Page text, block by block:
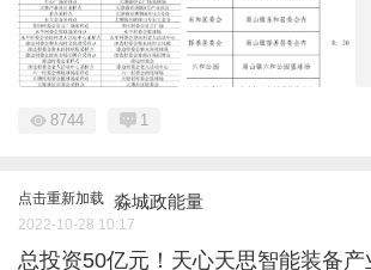
8744 1
点击重新加载 淼城政能量
2022-10-28 10:17
总投资50亿元！天心天思智能装备